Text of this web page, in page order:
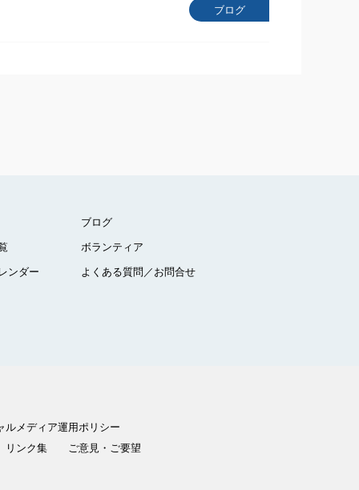
ブログ
ンダー
ブログ
ボランティア
よくある質問／お問合せ
ルメディア運用ポリシー
リンク集 ご意見・ご要望